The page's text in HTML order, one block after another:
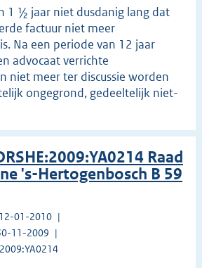
1 ½ jaar niet dusdanig lang dat
factuur niet meer
Na een periode van 12 jaar
advocaat verrichte
niet meer ter discussie worden
ongegrond, gedeeltelijk niet-
Raad
's-Hertogenbosch B 59
01-2010
11-2009